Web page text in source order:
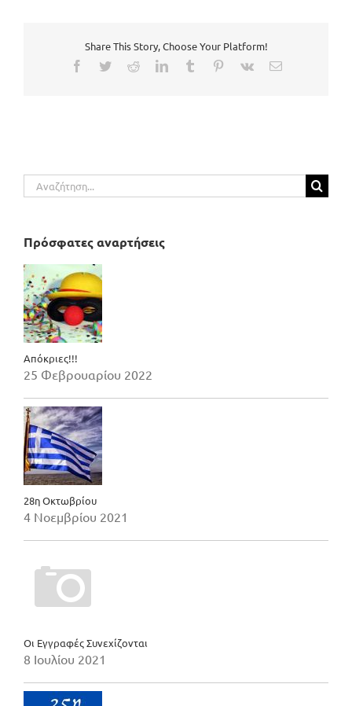
Share This Story, Choose Your Platform!
Facebook
TwitterRedditLinkedInTumblr Pinterest
Vk Email
Αναζήτηση
για:
Πρόσφατες αναρτήσεις
Απόκριες!!!
25 Φεβρουαρίου 2022
28η Οκτωβρίου
4 Νοεμβρίου 2021
Οι Εγγραφές Συνεχίζονται
8 Ιουλίου 2021